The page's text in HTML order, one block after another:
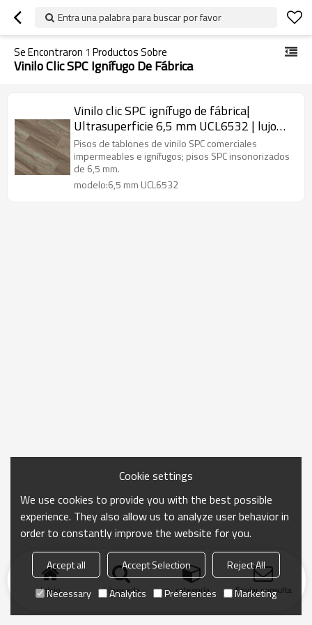
Entra una palabra para buscar por favor
Se Encontraron 1 Productos Sobre
Vinilo Clic SPC Ignífugo De Fábrica
Vinilo clic SPC ignífugo de fábrica|
Ultrasuperficie 6,5 mm UCL6532 | lujo
para nosotros comercial
Pisos de tablones de vinilo SPC comerciales
impermeables e ignífugos; pisos SPC insonorizados
de 6,5 mm.
modelo:6,5 mm UCL6532
Inicio búsqueda categoría Enviar consulta
Cookie settings
We use cookies to provide you with the best possible
experience. They also allow us to analyze user behavior in
order to constantly improve the website for you.
Accept all Accept Selection
Reject All
Necessary
Analytics Preferences Marketing